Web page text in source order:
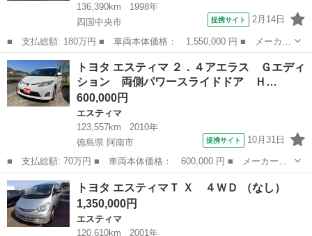
136,390km
1998年
四国中央市
提携サイト 2月14日
■ 支払総額: 180万円 ■ 車両本体価格： 1,550,000 円 ■ メーカー
名： トヨタ ■ 車種名： エスティマ ■ グレード名： Ｖ ■ 排
気量： 2400cc ■ ドア枚数： 4D ■ ミッション： AT ■...
愛媛 四国中央市
トヨタ エスティマ ２．４アエラス Ｇエディ
ション 両側パワースライドドア Ｈ…
600,000円
エスティマ
123,557km
2010年
徳島県 阿南市
提携サイト 10月31日
■ 支払総額: 70万円 ■ 車両本体価格： 600,000 円 ■ メーカー
名： トヨタ ■ 車種名： エスティマ ■ グレード名： ２．４ア
エラス Ｇエディション 両側パワースライドドア ＨＤＤナビ Ｔ
Ｖ フリップダウ...
徳島 阿南市 エスティマ
トヨタ エスティマＴ Ｘ ４ＷＤ （なし）
1,350,000円
エスティマ
120,610km
2001年